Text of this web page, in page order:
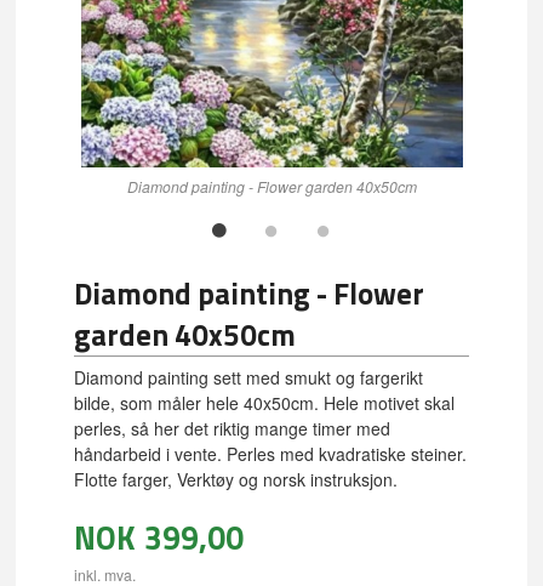
Diamond painting - Flower garden 40x50cm
Diamond painting - Flower
garden 40x50cm
Diamond painting sett med smukt og fargerikt
bilde, som måler hele 40x50cm. Hele motivet skal
perles, så her det riktig mange timer med
håndarbeid i vente. Perles med kvadratiske steiner.
Flotte farger, Verktøy og norsk instruksjon.
NOK 399,00
inkl. mva.